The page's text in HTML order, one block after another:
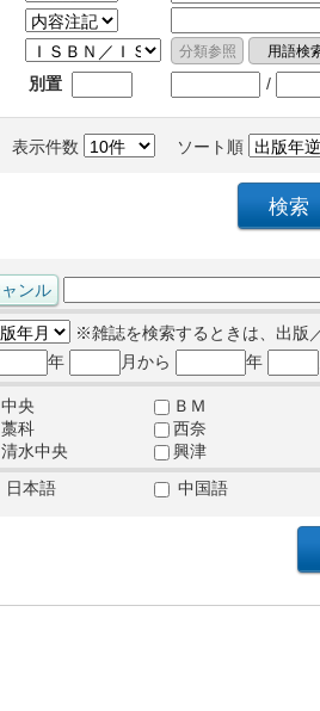
別置 /
表示件数 ソート順
※雑誌を検索するときは、出版
年
月から 年
中央
ＢＭ
藁科
西奈
清水中央
興津
日本語 中国語